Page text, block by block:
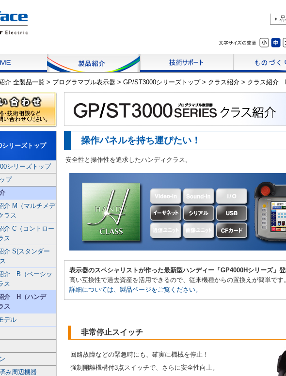
介 全製品一覧 > プログラマブル表示器 > GP/ST3000シリーズトップ> クラス紹介 > クラス紹介
操作パネルを持ち運びたい！
安全性と操作性を追求したハンディクラス。
表示器のスペシャリストが作った最新型ハンディー「GP4000Hシリーズ」登
高い互換性で過去資産を活用できるので、従来機種からの置換えが簡単です
詳細については、製品ページをご覧ください。
非常停止スイッチ
回路故障などの緊急時にも、確実に機械を停止！
強制開離機構付3点スイッチで、さらに安全性向上。
シリーズトップ
シリーズトップ
プ
介 M（マルチメデ
ラス
介 C（コントロー
ス
介 S(スタンダー
介 B（ベーシッ
ス
介 H（ハンデ
ス
デル
み周辺機器